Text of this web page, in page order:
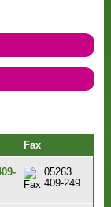
Fax
05263
409-249